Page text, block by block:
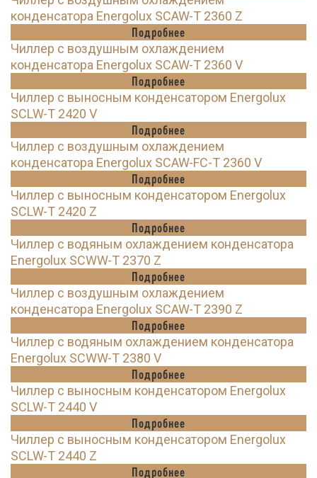
конденсатора Energolux SCAW-T 2360 Z
Подробнее
Чиллер с воздушным охлаждением
конденсатора Energolux SCAW-T 2360 V
Подробнее
Чиллер с выносным конденсатором Energolux
SCLW-T 2420 V
Подробнее
Чиллер с воздушным охлаждением
конденсатора Energolux SCAW-FC-T 2360 V
Подробнее
Чиллер с выносным конденсатором Energolux
SCLW-T 2420 Z
Подробнее
Чиллер с водяным охлаждением конденсатора
Energolux SCWW-T 2370 Z
Подробнее
Чиллер с воздушным охлаждением
конденсатора Energolux SCAW-T 2390 Z
Подробнее
Чиллер с водяным охлаждением конденсатора
Energolux SCWW-T 2380 V
Подробнее
Чиллер с выносным конденсатором Energolux
SCLW-T 2440 V
Подробнее
Чиллер с выносным конденсатором Energolux
SCLW-T 2440 Z
Подробнее